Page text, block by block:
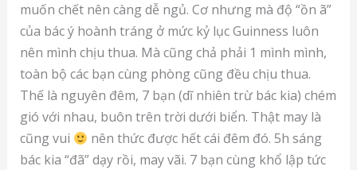
muốn chết nên càng dễ ngủ. Cơ nhưng mà độ “ồn ã”
của bác ý hoành tráng ở mức kỷ lục Guinness luôn
nên mình chịu thua. Mà cũng chả phải 1 mình mình,
toàn bộ các bạn cùng phòng cũng đều chịu thua.
Thế là nguyên đêm, 7 bạn (dĩ nhiên trừ bác kia) chém
gió với nhau, buôn trên trời dưới biển. Thật may là
cũng vui
nên thức được hết cái đêm đó. 5h sáng
bác kia “đã” dạy rồi, may vãi. 7 bạn cùng khổ lập tức